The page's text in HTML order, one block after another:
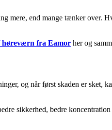
end mange tænker over.
høreværn fra Eamor her og
og når først skaden er sket,
sikkerhed, bedre